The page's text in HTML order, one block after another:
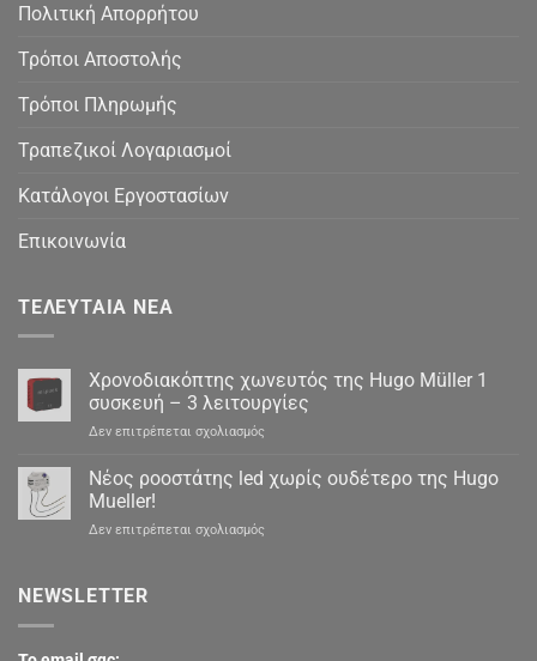
Πολιτική Απορρήτου
Τρόποι Αποστολής
Τρόποι Πληρωμής
Τραπεζικοί Λογαριασμοί
Κατάλογοι Εργοστασίων
Επικοινωνία
ΤΕΛΕΥΤΑΊΑ ΝΈΑ
Χρονοδιακόπτης χωνευτός της Hugo Müller 1
συσκευή – 3 λειτουργίες
Δεν επιτρέπεται σχολιασμόςστο
χωνευτός
της
Müller
Νέος ροοστάτης led χωρίς ουδέτερο της Hugo
Mueller!
Δεν επιτρέπεται σχολιασμόςστο
NEWSLETTER